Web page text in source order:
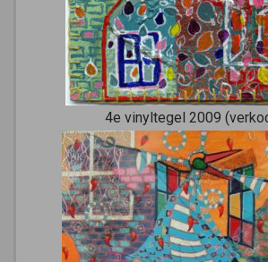
4e vinyltegel 2009